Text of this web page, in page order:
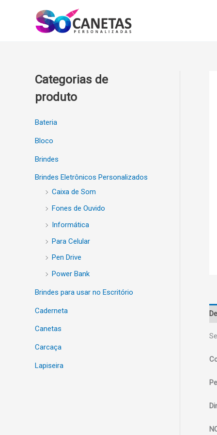
Categorias de
produto
Bateria
Bloco
Brindes
Brindes Eletrônicos Personalizados
Caixa de Som
Fones de Ouvido
Informática
Para Celular
Pen Drive
Power Bank
Brindes para usar no Escritório
Caderneta
Canetas
Carcaça
Lapiseira